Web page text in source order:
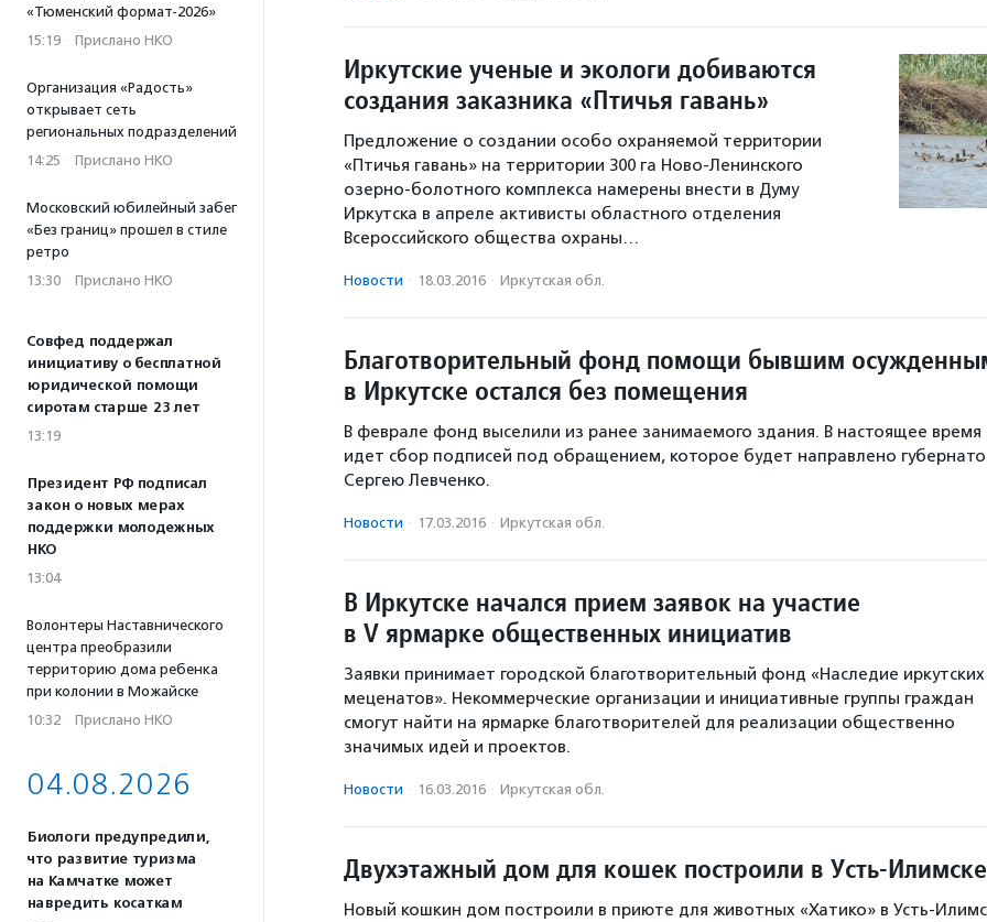
«Тюменский формат-2026»
15:19 · Прислано НКО
Организация «Радость»
открывает сеть
региональных подразделений
14:25 · Прислано НКО
Московский юбилейный забег
«Без границ» прошел в стиле
ретро
13:30 · Прислано НКО
Совфед поддержал
инициативу о бесплатной
юридической помощи
сиротам старше 23 лет
13:19
Президент РФ подписал
закон о новых мерах
поддержки молодежных
НКО
13:04
Волонтеры Наставнического
центра преобразили
территорию дома ребенка
при колонии в Можайске
10:32 · Прислано НКО
04.08.2026
Биологи предупредили,
что развитие туризма
на Камчатке может
навредить косаткам
Иркутские ученые и экологи добиваются
создания заказника «Птичья гавань»
Предложение о создании особо охраняемой территории
«Птичья гавань» на территории 300 га Ново-Ленинского
озерно-болотного комплекса намерены внести в Думу
Иркутска в апреле активисты областного отделения
Всероссийского общества охраны…
Новости · 18.03.2016 · Иркутская обл.
Благотворительный фонд помощи бывшим
в Иркутске остался без помещения
В феврале фонд выселили из ранее занимаемого здания. В настоящее время
идет сбор подписей под обращением, которое будет направлено
Сергею Левченко.
Новости · 17.03.2016 · Иркутская обл.
В Иркутске начался прием заявок на участие
в V ярмарке общественных инициатив
Заявки принимает городской благотворительный фонд «Наследие иркутских
меценатов». Некоммерческие организации и инициативные группы граждан
смогут найти на ярмарке благотворителей для реализации общественно
значимых идей и проектов.
Новости · 16.03.2016 · Иркутская обл.
Двухэтажный дом для кошек построили в Усть-Илимске
Новый кошкин дом построили в приюте для животных «Хатико» в Усть-